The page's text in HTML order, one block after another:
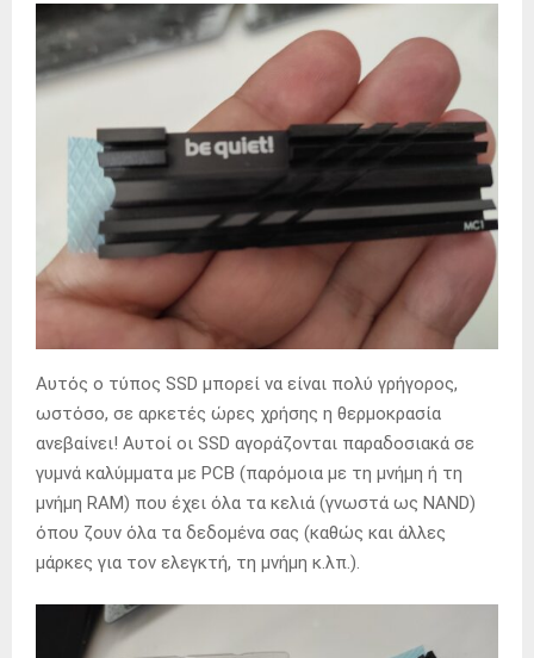
Αυτός ο τύπος SSD μπορεί να είναι πολύ γρήγορος,
ωστόσο, σε αρκετές ώρες χρήσης η θερμοκρασία
ανεβαίνει! Αυτοί οι SSD αγοράζονται παραδοσιακά σε
γυμνά καλύμματα με PCB (παρόμοια με τη μνήμη ή τη
μνήμη RAM) που έχει όλα τα κελιά (γνωστά ως NAND)
όπου ζουν όλα τα δεδομένα σας (καθώς και άλλες
μάρκες για τον ελεγκτή, τη μνήμη κ.λπ.).